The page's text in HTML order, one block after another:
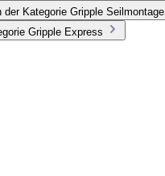
Kategorie Gripple Seilmontage
Gripple Express